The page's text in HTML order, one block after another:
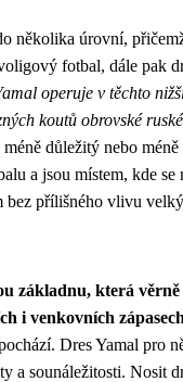
několika úrovní,
fotbal, dále pak
operuje v těchto
koutů obrovské
důležitý nebo
a jsou místem, kde se
přílišného vlivu
základnu, která
i venkovních
Dres Yamal pro
a sounáležitosti. Nosit